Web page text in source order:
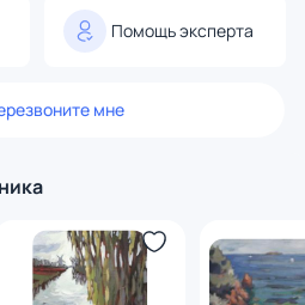
Помощь эксперта
мне